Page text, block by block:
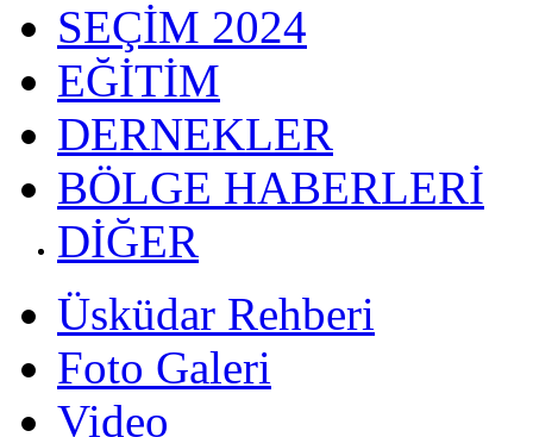
SEÇİM 2024
EĞİTİM
DERNEKLER
BÖLGE HABERLERİ
DİĞER
Üsküdar Rehberi
Foto Galeri
Video